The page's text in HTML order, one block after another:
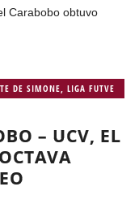
Carabobo obtuvo
DE SIMONE ,LIGA FUTVE
– UCV, EL